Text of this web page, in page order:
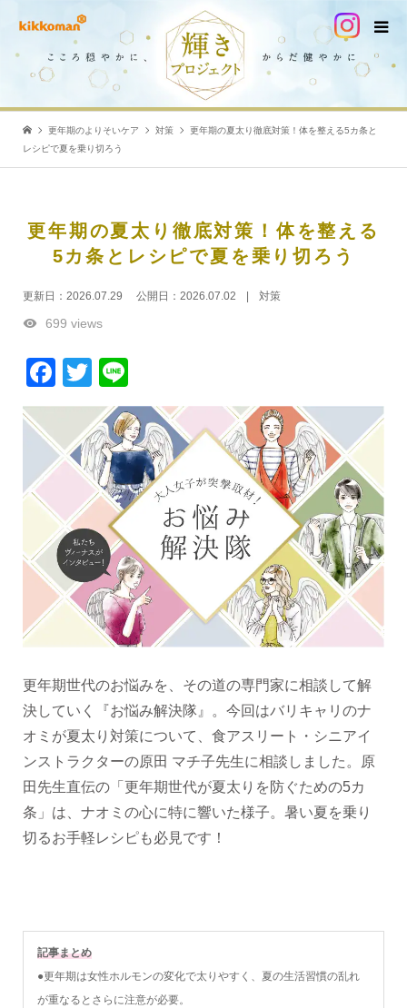
更年期のよりそいケア 対策
更年期の夏太り徹底対策！体を整える5カ条と
レシピで夏を乗り切ろう
更年期の夏太り徹底対策！体を整える
5カ条とレシピで夏を乗り切ろう
更新日： 2026.07.29 公開日： 2026.07.02 対策
699 views
Facebook
Twitter
更年期世代のお悩みを、その道の専門家に相談して解
決していく『お悩み解決隊』。今回はバリキャリのナ
オミが夏太り対策について、食アスリート・シニアイ
ンストラクターの原田 マチ子先生に相談しました。原
田先生直伝の「更年期世代が夏太りを防ぐための5カ
条」は、ナオミの心に特に響いた様子。暑い夏を乗り
切るお手軽レシピも必見です！
記事まとめ
●更年期は女性ホルモンの変化で太りやすく、夏の生活習慣の乱れ
が重なるとさらに注意が必要。